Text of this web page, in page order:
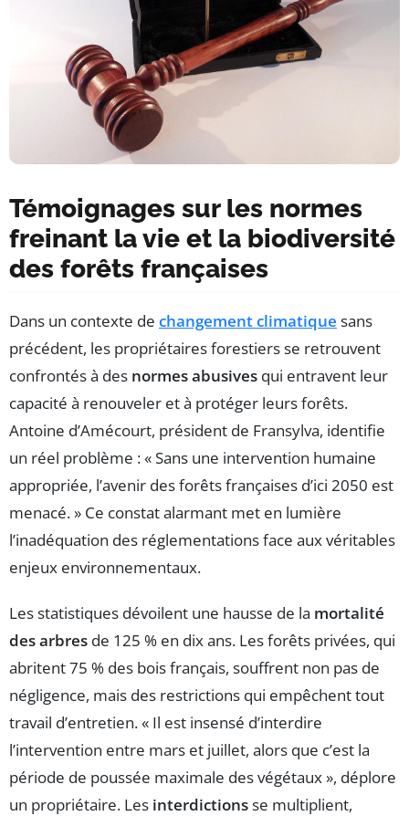
Témoignages sur les normes
freinant la vie et la biodiversité
des forêts françaises
Dans un contexte de changement climatique sans
précédent, les propriétaires forestiers se retrouvent
confrontés à des normes abusives qui entravent leur
capacité à renouveler et à protéger leurs forêts.
Antoine d’Amécourt, président de Fransylva, identifie
un réel problème : « Sans une intervention humaine
appropriée, l’avenir des forêts françaises d’ici 2050 est
menacé. » Ce constat alarmant met en lumière
l’inadéquation des réglementations face aux véritables
enjeux environnementaux.
Les statistiques dévoilent une hausse de la mortalité
des arbres de 125 % en dix ans. Les forêts privées, qui
abritent 75 % des bois français, souffrent non pas de
négligence, mais des restrictions qui empêchent tout
travail d’entretien. « Il est insensé d’interdire
l’intervention entre mars et juillet, alors que c’est la
période de poussée maximale des végétaux », déplore
un propriétaire. Les interdictionsse multiplient,